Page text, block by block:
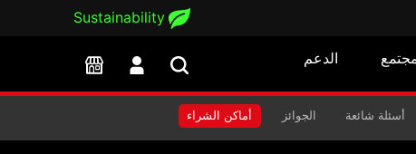
Sustainability
الدعم
أسئلة شائعة الجوائز أماكن الشراء